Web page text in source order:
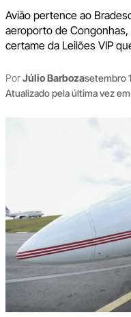
Avião pertence ao
aeroporto de
certame da Leilões VIP
PorJúlio Barbozasetembro
Atualizado pela última vez em